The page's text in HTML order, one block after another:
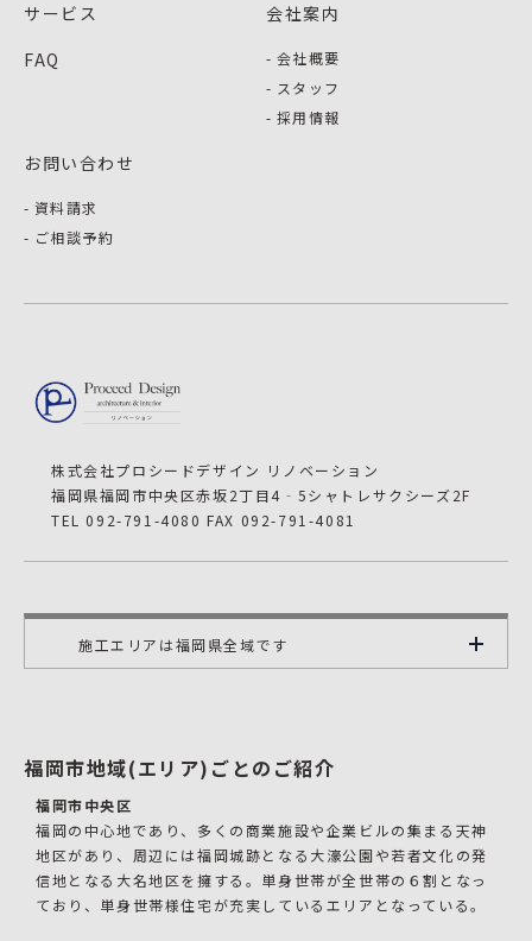
サービス
FAQ
会社案内
会社概要
スタッフ
採用情報
お問い合わせ
資料請求
ご相談予約
株式会社プロシードデザイン リノベーション
福岡県福岡市中央区赤坂2丁目4‐5シャトレサクシーズ2F
TEL 092-791-4080 FAX 092-791-4081
施工エリアは福岡県全域です
福岡市地域(エリア)ごとのご紹介
福岡市中央区
福岡の中心地であり、多くの商業施設や企業ビルの集まる天神
地区があり、周辺には福岡城跡となる大濠公園や若者文化の発
信地となる大名地区を擁する。単身世帯が全世帯の６割となっ
ており、単身世帯様住宅が充実しているエリアとなっている。